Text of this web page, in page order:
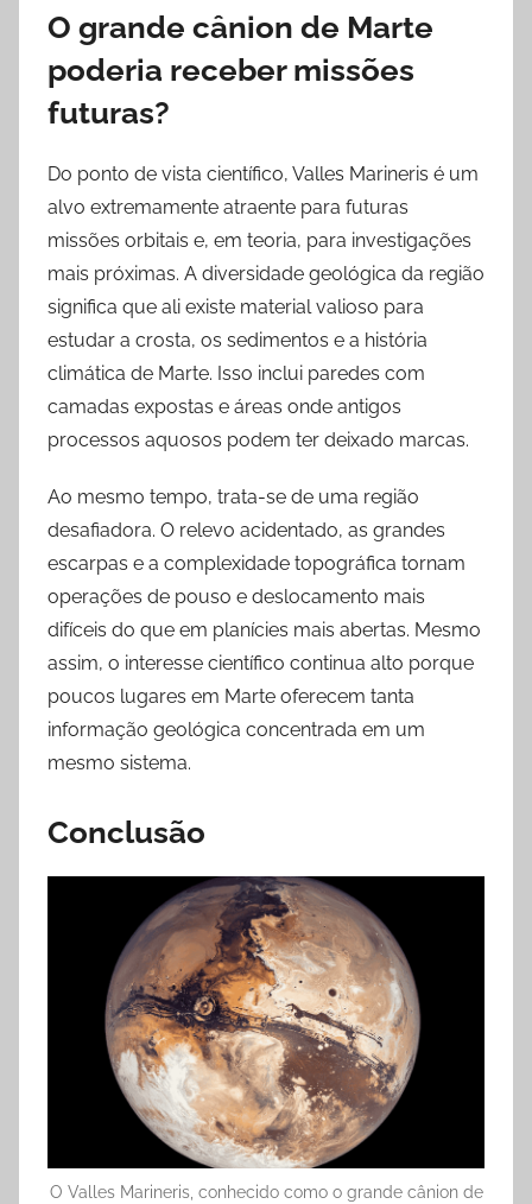
O grande cânion de Marte
poderia receber missões
futuras?
Do ponto de vista científico, Valles Marineris é um
alvo extremamente atraente para futuras
missões orbitais e, em teoria, para investigações
mais próximas. A diversidade geológica da região
significa que ali existe material valioso para
estudar a crosta, os sedimentos e a história
climática de Marte. Isso inclui paredes com
camadas expostas e áreas onde antigos
processos aquosos podem ter deixado marcas.
Ao mesmo tempo, trata-se de uma região
desafiadora. O relevo acidentado, as grandes
escarpas e a complexidade topográfica tornam
operações de pouso e deslocamento mais
difíceis do que em planícies mais abertas. Mesmo
assim, o interesse científico continua alto porque
poucos lugares em Marte oferecem tanta
informação geológica concentrada em um
mesmo sistema.
Conclusão
O Valles Marineris, conhecido como o grande cânion de